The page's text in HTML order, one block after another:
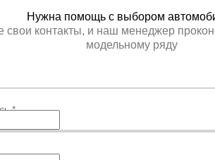
Нужна помощь с выбором
свои контакты, и наш менеджер
модельному ряду
*